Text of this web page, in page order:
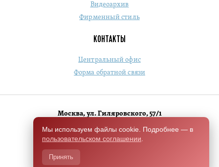
Видеоархив
Фирменный стиль
КОНТАКТЫ
Центральный офис
Форма обратной связи
Москва, ул. Гиляровского, 57/1
+7 (495) 684-1803
Switch to English version
Разработано Чили.Хелп
Мы используем файлы cookie. Подробнее — в
пользовательском соглашении
Принять